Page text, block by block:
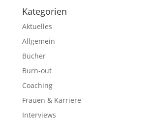
Kategorien
Aktuelles
Allgemein
Bücher
Burn-out
Coaching
Frauen & Karriere
Interviews